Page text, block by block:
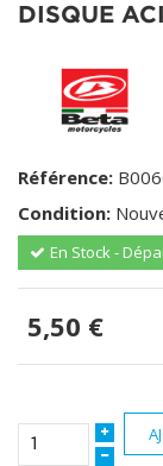
DISQUE
Référence:
Condition:
En Stock -
5,50 €